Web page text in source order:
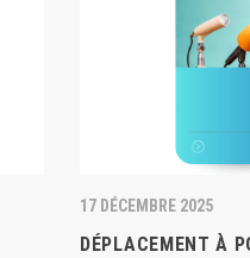
17 DÉCEMBRE 2025
DÉPLACEMENT À